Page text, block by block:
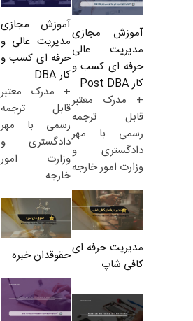
آموزش مجازی
مدیریت عالی
حرفه ای کسب و
کار Post DBA
+ مدرک معتبر
قابل ترجمه
رسمی با مهر
دادگستری و
وزارت امور خارجه
آموزش مجازی
مدیریت عالی و
حرفه ای کسب و
کار DBA
+ مدرک معتبر
قابل ترجمه
رسمی با مهر
دادگستری و
وزارت امور
خارجه
مدیریت حرفه ای
کافی شاپ
حقوقدان خبره